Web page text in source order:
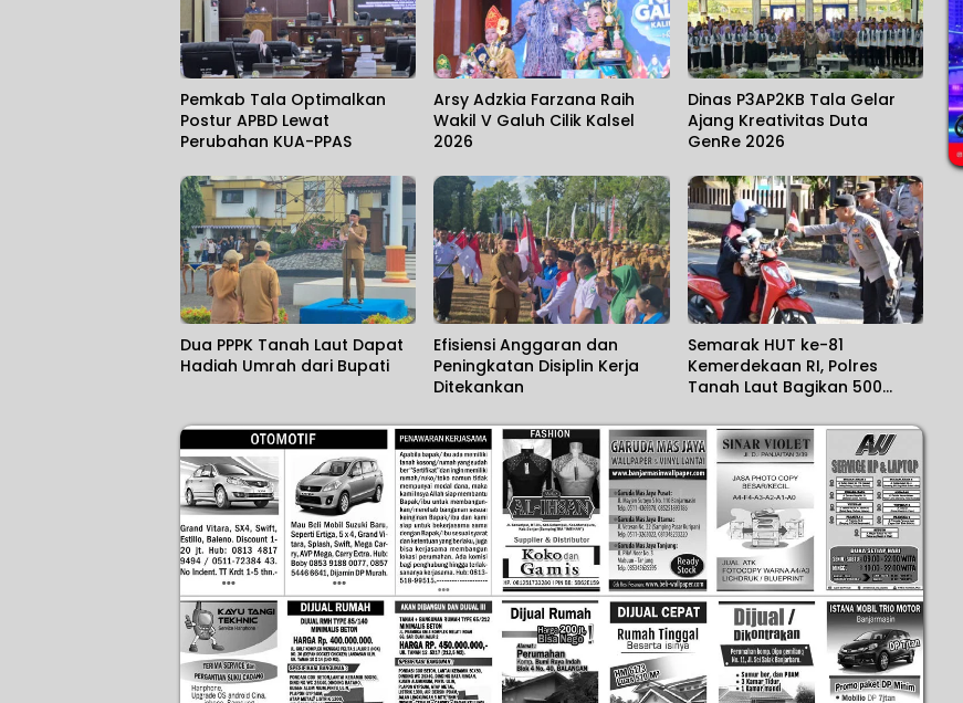
Pemkab Tala Optimalkan
Postur APBD Lewat
Perubahan KUA-PPAS
Arsy Adzkia Farzana Raih
Wakil V Galuh Cilik Kalsel
2026
Dinas P3AP2KB Tala Gelar
Ajang Kreativitas Duta
GenRe 2026
Dua PPPK Tanah Laut Dapat
Hadiah Umrah dari Bupati
Efisiensi Anggaran dan
Peningkatan Disiplin Kerja
Ditekankan
Semarak HUT ke-81
Kemerdekaan RI, Polres
Tanah Laut Bagikan 500
Warga